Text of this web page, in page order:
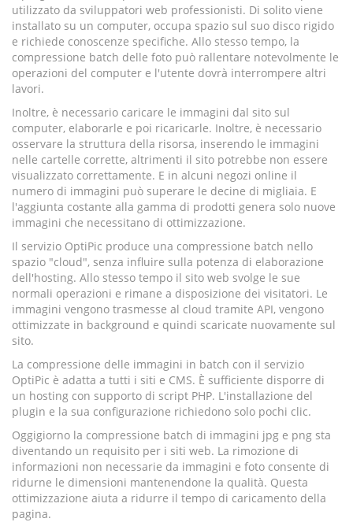
utilizzato da sviluppatori web professionisti. Di solito viene
installato su un computer, occupa spazio sul suo disco rigido
e richiede conoscenze specifiche. Allo stesso tempo, la
compressione batch delle foto può rallentare notevolmente le
operazioni del computer e l'utente dovrà interrompere altri
lavori.
Inoltre, è necessario caricare le immagini dal sito sul
computer, elaborarle e poi ricaricarle. Inoltre, è necessario
osservare la struttura della risorsa, inserendo le immagini
nelle cartelle corrette, altrimenti il ​​sito potrebbe non essere
visualizzato correttamente. E in alcuni negozi online il
numero di immagini può superare le decine di migliaia. E
l'aggiunta costante alla gamma di prodotti genera solo nuove
immagini che necessitano di ottimizzazione.
Il servizio OptiPic produce una compressione batch nello
spazio "cloud", senza influire sulla potenza di elaborazione
dell'hosting. Allo stesso tempo il sito web svolge le sue
normali operazioni e rimane a disposizione dei visitatori. Le
immagini vengono trasmesse al cloud tramite API, vengono
ottimizzate in background e quindi scaricate nuovamente sul
sito.
La compressione delle immagini in batch con il servizio
OptiPic è adatta a tutti i siti e CMS. È sufficiente disporre di
un hosting con supporto di script PHP. L'installazione del
plugin e la sua configurazione richiedono solo pochi clic.
Oggigiorno la compressione batch di immagini jpg e png sta
diventando un requisito per i siti web. La rimozione di
informazioni non necessarie da immagini e foto consente di
ridurne le dimensioni mantenendone la qualità. Questa
ottimizzazione aiuta a ridurre il tempo di caricamento della
pagina.